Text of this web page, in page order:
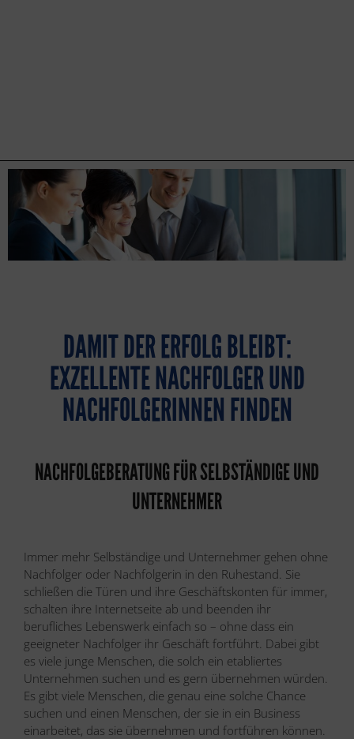
DAMIT DER ERFOLG BLEIBT:
EXZELLENTE NACHFOLGER UND
NACHFOLGERINNEN FINDEN
NACHFOLGEBERATUNG FÜR SELBSTÄNDIGE UND
UNTERNEHMER
Immer mehr Selbständige und Unternehmer gehen ohne
Nachfolger oder Nachfolgerin in den Ruhestand. Sie
schließen die Türen und ihre Geschäftskonten für immer,
schalten ihre Internetseite ab und beenden ihr
berufliches Lebenswerk einfach so – ohne dass ein
geeigneter Nachfolger ihr Geschäft fortführt. Dabei gibt
es viele junge Menschen, die solch ein etabliertes
Unternehmen suchen und es gern übernehmen würden.
Es gibt viele Menschen, die genau eine solche Chance
suchen und einen Menschen, der sie in ein Business
einarbeitet, das sie übernehmen und fortführen können.